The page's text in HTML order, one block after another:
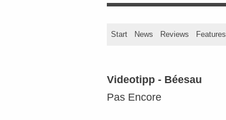
Start News Reviews Features
Videotipp - Béesau
Pas Encore